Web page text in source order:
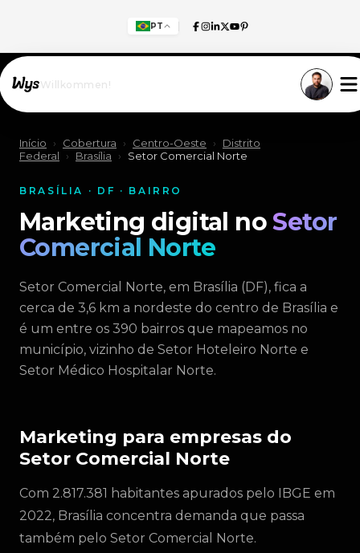
PT
Willkommen!
Início › Cobertura › Centro-Oeste ›
Distrito
Federal
› Brasília › Setor Comercial Norte
BRASÍLIA · DF · BAIRRO
Marketing digital noSetor
Comercial Norte
Setor Comercial Norte, em Brasília (DF), fica a
cerca de 3,6 km a nordeste do centro de Brasília e
é um entre os 390 bairros que mapeamos no
município, vizinho de Setor Hoteleiro Norte e
Setor Médico Hospitalar Norte.
Marketing para empresas do
Setor Comercial Norte
Com 2.817.381 habitantes apurados pelo IBGE em
2022, Brasília concentra demanda que passa
também pelo Setor Comercial Norte.